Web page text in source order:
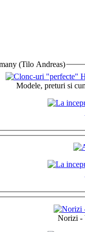
(Tilo Andreas)
Modele, preturi si
Norizi -